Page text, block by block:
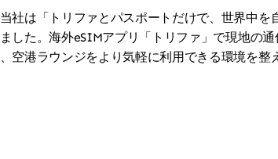
は「トリファとパスポートだけで、世界中を
した。海外eSIMアプリ「トリファ」で現地の
港ラウンジをより気軽に利用できる環境を整